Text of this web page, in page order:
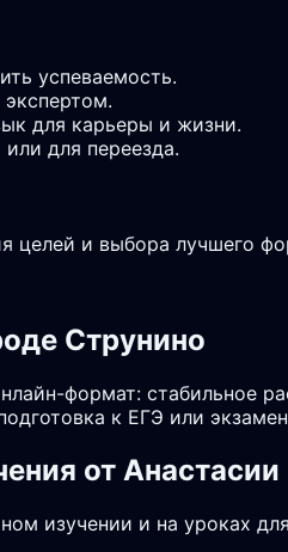
успеваемость.
для карьеры и жизни.
для переезда.
целей и выбора лучшего
Струнино
формат: стабильное
к ЕГЭ или
от
изучении и на уроках